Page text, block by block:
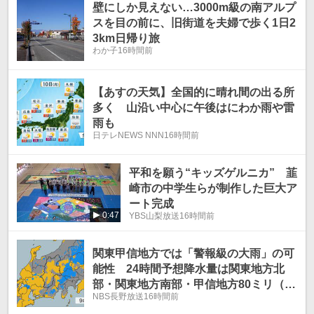
壁にしか見えない…3000m級の南アルプ
スを目の前に、旧街道を夫婦で歩く1日2
3km日帰り旅
わか子16時間前
【あすの天気】全国的に晴れ間の出る所
多く 山沿い中心に午後はにわか雨や雷
雨も
日テレNEWS NNN16時間前
0:47
平和を願う“キッズゲルニカ” 韮
崎市の中学生らが制作した巨大ア
ート完成
YBS山梨放送16時間前
関東甲信地方では「警報級の大雨」の可
能性 24時間予想降水量は関東地方北
部・関東地方南部・甲信地方80ミリ（9
日午後6時から10日午後6時まで 多い所
NBS長野放送16時間前